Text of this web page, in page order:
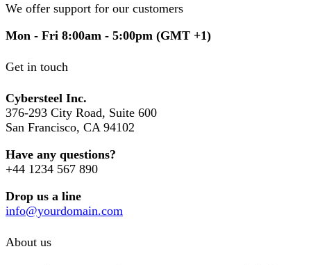
We offer support for our customers
Mon - Fri 8:00am - 5:00pm (GMT +1)
Get in touch
Cybersteel Inc.
376-293 City Road, Suite 600
San Francisco, CA 94102
Have any questions?
+44 1234 567 890
Drop us a line
info@yourdomain.com
About us